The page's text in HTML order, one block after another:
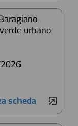
urbano
scheda